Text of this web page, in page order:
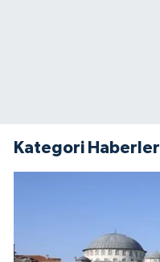
Kategori Haberler